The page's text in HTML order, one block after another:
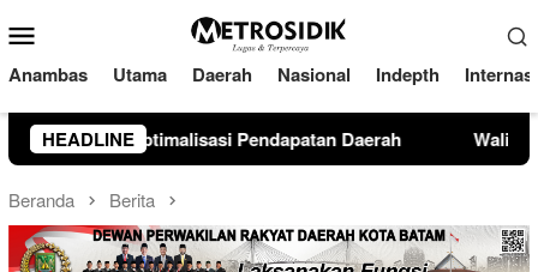
ke
kontenMobile
Anambas Utama Daerah Nasional Indepth
HEADLINE
Daerah Walikota Batam Open Karate
Beranda Berita